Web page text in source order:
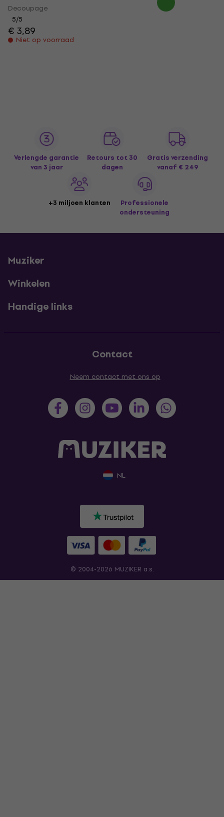
Decoupage
5/5
€ 3,89
Niet op voorraad
Verlengde garantie
van 3 jaar
Retours tot 30
dagen
Gratis verzending
vanaf € 249
+3 miljoen klanten
Professionele
ondersteuning
Muziker
Winkelen
Handige links
Contact
Neem contact met ons op
NL
© 2004-2026 MUZIKER a.s.